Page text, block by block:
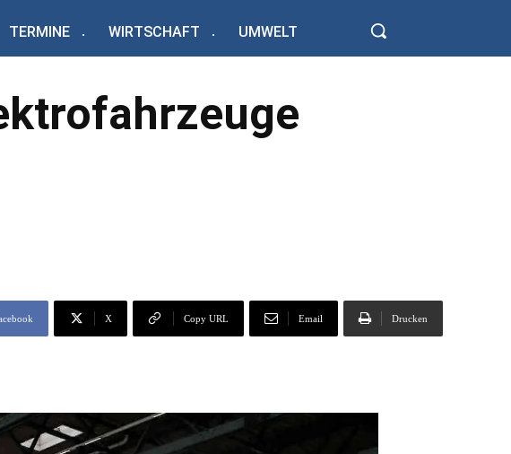
TERMINE WIRTSCHAFT UMWELT
X Copy URL Email Drucken